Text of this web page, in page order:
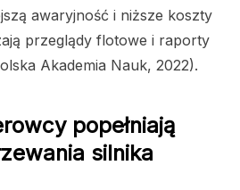
awaryjność i niższe koszty
przeglądy flotowe i raporty
Akademia Nauk, 2022).
popełniają
silnika